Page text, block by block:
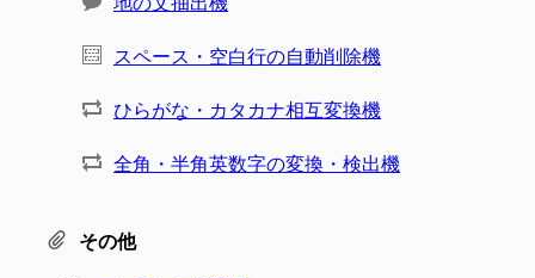
スペース・空白行の自動削除機
ひらがな・カタカナ相互変換機
全角・半角英数字の変換・検出機
その他